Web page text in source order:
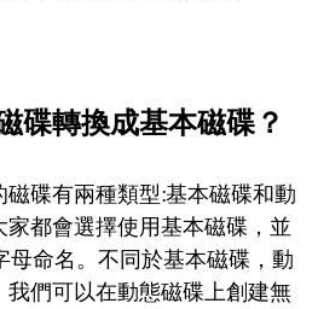
碟轉換成基本磁碟？
碟有兩種類型:基本磁碟和動
都會選擇使用基本磁碟，並
母命名。不同於基本磁碟，動
們可以在動態磁碟上創建無